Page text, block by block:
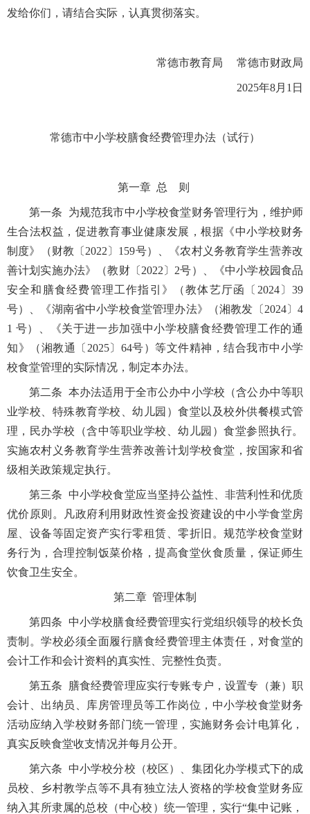
发给你们，请结合实际，认真贯彻落实。
常德市教育局 常德市财政局
2025年8月1日
常德市中小学校膳食经费管理办法（试行）
第一章 总 则
第一条 为规范我市中小学校食堂财务管理行为，维护师
生合法权益，促进教育事业健康发展，根据《中小学校财务
制度》（财教〔2022〕159号）、《农村义务教育学生营养改
善计划实施办法》（教财〔2022〕2号）、《中小学校园食品
安全和膳食经费管理工作指引》（教体艺厅函〔2024〕39
号）、《湖南省中小学校食堂管理办法》（湘教发〔2024〕4
1 号）、《关于进一步加强中小学校膳食经费管理工作的通
知》（湘教通〔2025〕64号）等文件精神，结合我市中小学
校食堂管理的实际情况，制定本办法。
第二条 本办法适用于全市公办中小学校（含公办中等职
业学校、特殊教育学校、幼儿园）食堂以及校外供餐模式管
理，民办学校（含中等职业学校、幼儿园）食堂参照执行。
实施农村义务教育学生营养改善计划学校食堂，按国家和省
级相关政策规定执行。
第三条 中小学校食堂应当坚持公益性、非营利性和优质
优价原则。凡政府利用财政性资金投资建设的中小学食堂房
屋、设备等固定资产实行零租赁、零折旧。规范学校食堂财
务行为，合理控制饭菜价格，提高食堂伙食质量，保证师生
饮食卫生安全。
第二章 管理体制
第四条 中小学校膳食经费管理实行党组织领导的校长负
责制。学校必须全面履行膳食经费管理主体责任，对食堂的
会计工作和会计资料的真实性、完整性负责。
第五条 膳食经费管理应实行专账专户，设置专（兼）职
会计、出纳员、库房管理员等工作岗位，中小学校食堂财务
活动应纳入学校财务部门统一管理，实施财务会计电算化，
真实反映食堂收支情况并每月公开。
第六条 中小学校分校（校区）、集团化办学模式下的成
员校、乡村教学点等不具有独立法人资格的学校食堂财务应
纳入其所隶属的总校（中心校）统一管理，实行“集中记账，